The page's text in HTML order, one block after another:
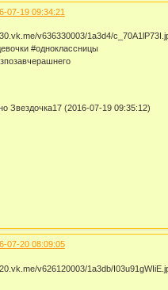
07-19 09:34:21
#одноклассницы
Звездочка17 (2016-07-19 09:35:12)
07-20 08:09:05